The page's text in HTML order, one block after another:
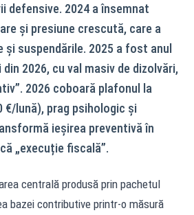
defensive. 2024 a însemnat
și presiune crescută, care a
și suspendările. 2025 a fost anul
2026, cu val masiv de dizolvări,
2026 coboară plafonul la
€/lună), prag psihologic și
ieșirea preventivă în
„execuție fiscală”.
centrală produsă prin pachetul
bazei contributive printr-o măsură